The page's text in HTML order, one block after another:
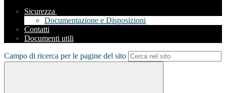
Sicurezza
Documentazione e Disposizioni
Contatti
Documenti utili
Campo di ricerca per le pagine del sito